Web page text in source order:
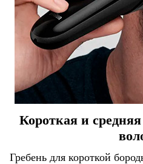
Короткая и
Гребень для короткой